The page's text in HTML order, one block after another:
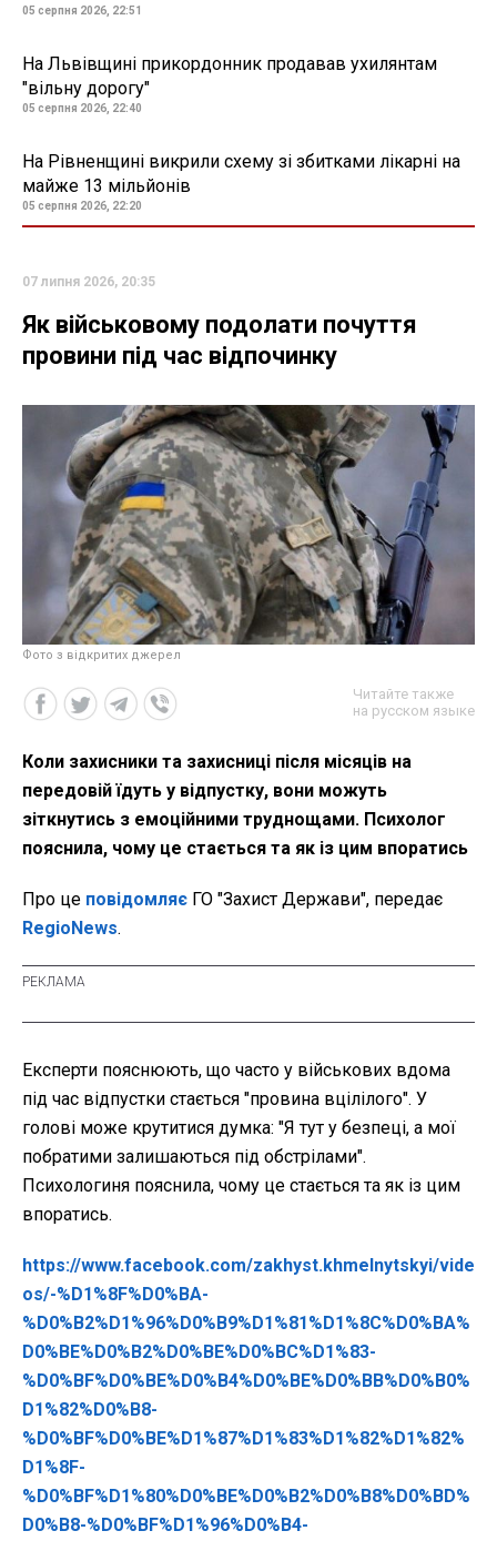
05 серпня 2026, 22:51
На Львівщині прикордонник продавав ухилянтам
"вільну дорогу"
05 серпня 2026, 22:40
На Рівненщині викрили схему зі збитками лікарні на
майже 13 мільйонів
05 серпня 2026, 22:20
07 липня 2026, 20:35
Як військовому подолати почуття
провини під час відпочинку
Фото з відкритих джерел
Читайте также
на русском языке
Коли захисники та захисниці після місяців на
передовій їдуть у відпустку, вони можуть
зіткнутись з емоційними труднощами. Психолог
пояснила, чому це стається та як із цим впоратись
Про це повідомляє ГО "Захист Держави", передає
RegioNews.
Експерти пояснюють, що часто у військових вдома
під час відпустки стається "провина вцілілого". У
голові може крутитися думка: "Я тут у безпеці, а мої
побратими залишаються під обстрілами".
Психологиня пояснила, чому це стається та як із цим
впоратись.
https://www.facebook.com/zakhyst.khmelnytskyi/vide
os/-%D1%8F%D0%BA-
%D0%B2%D1%96%D0%B9%D1%81%D1%8C%D0%BA%
D0%BE%D0%B2%D0%BE%D0%BC%D1%83-
%D0%BF%D0%BE%D0%B4%D0%BE%D0%BB%D0%B0%
D1%82%D0%B8-
%D0%BF%D0%BE%D1%87%D1%83%D1%82%D1%82%
D1%8F-
%D0%BF%D1%80%D0%BE%D0%B2%D0%B8%D0%BD%
D0%B8-%D0%BF%D1%96%D0%B4-